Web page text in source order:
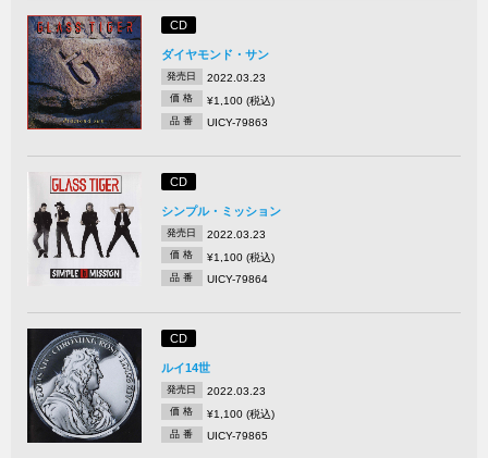
CD
ダイヤモンド・サン
発売日 2022.03.23
価 格 ¥1,100 (税込)
品 番 UICY-79863
CD
シンプル・ミッション
発売日 2022.03.23
価 格 ¥1,100 (税込)
品 番 UICY-79864
CD
ルイ14世
発売日 2022.03.23
価 格 ¥1,100 (税込)
品 番 UICY-79865